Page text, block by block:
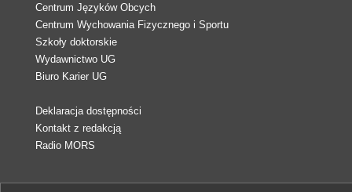
Centrum Języków Obcych
Centrum Wychowania Fizycznego i Sportu
Szkoły doktorskie
Wydawnictwo UG
Biuro Karier UG
Deklaracja dostępności
Kontakt z redakcją
Radio MORS